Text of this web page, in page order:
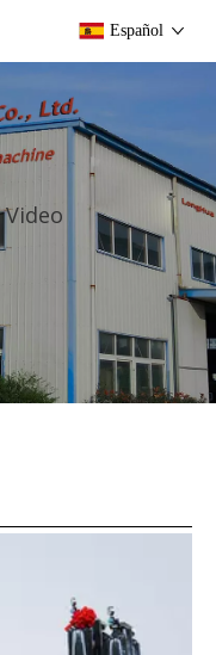
Español
Video